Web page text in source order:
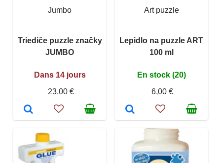
Jumbo
Triediče puzzle značky
JUMBO
Dans 14 jours
23,00 €
Art puzzle
Lepidlo na puzzle ART
100 ml
En stock (20)
6,00 €